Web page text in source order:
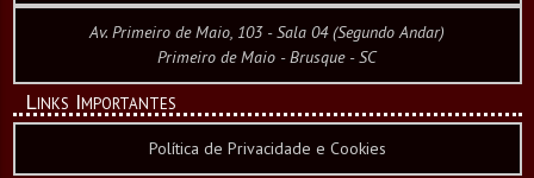
Av. Primeiro de Maio, 103 - Sala 04 (Segundo Andar)
Primeiro de Maio - Brusque - SC
Links Importantes
Política de Privacidade e Cookies